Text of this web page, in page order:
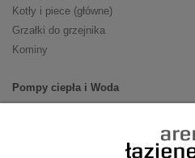
Kotły i piece (główne)
Grzałki do grzejnika
Kominy
Pompy ciepła i Woda
Ogrzewanie podłogowe (główne)